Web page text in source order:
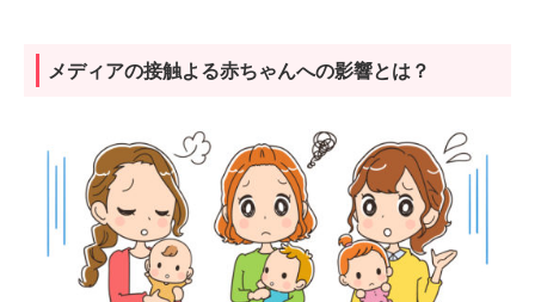
メディアの接触よる赤ちゃんへの影響とは？